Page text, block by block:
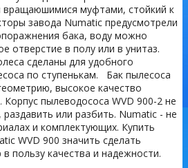
вращаюшимися муфтами, стойкий к
завода Numatic предусмотрели
бака, воду можно
отверстие в полу или в унитаз.
сделаны для удобного
по ступенькам. Бак пылесоса
высокое качество
пылеводососа WVD 900-2 не
или разбить. Numatic - не
и комплектующих. Купить
WVD 900 значить сделать
пользу качества и надежности.